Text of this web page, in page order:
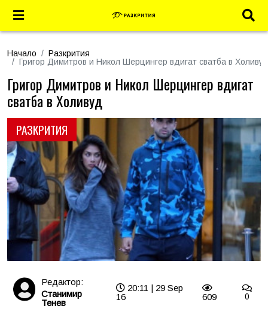
Начало
Разкрития
Григор Димитров и Никол Шерцингер вдигат сватба в
РАЗКРИТИЯ
Григор Димитров и Никол Шерцингер вдигат
сватба в Холивуд
Редактор:
Станимир
Тенев
20:11 | 29 Sep
16
609 0